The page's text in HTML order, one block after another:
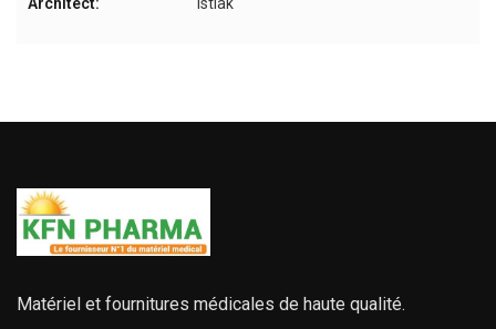
Matériel et fournitures médicales de haute qualité.